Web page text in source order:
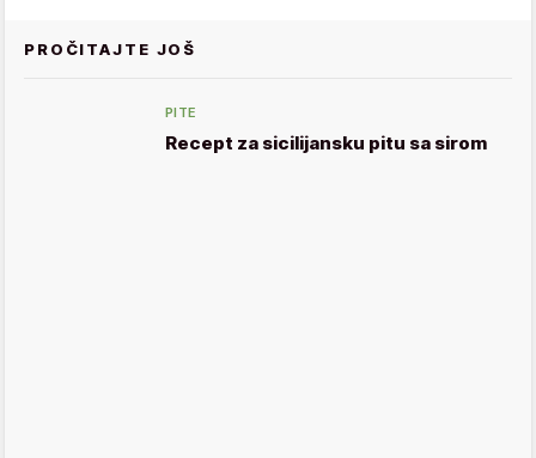
PROČITAJTE JOŠ
PITE
Recept za sicilijansku pitu sa sirom